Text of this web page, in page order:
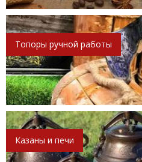
Топоры ручной работы
Казаны и печи